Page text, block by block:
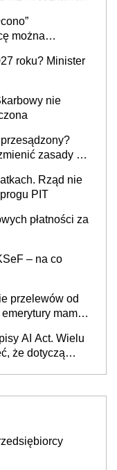
można
wyjściem
roku? Minister
nie
zasady gry
Rząd nie
PIT
płatności za
– na co
przelewów od
mamy
AI Act. Wielu
że dotyczą